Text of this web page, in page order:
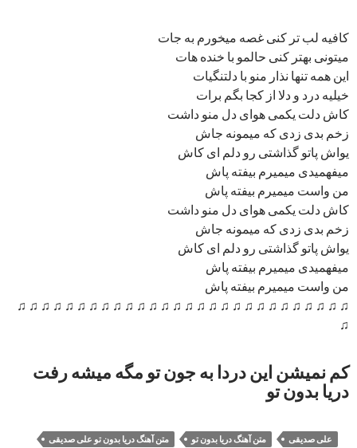
کافیه لب تر کنی غصه میخورم به جات
میتونی بهتر کنی حالمو با خنده هات
این همه تنها نذار منو با دلتنگیات
خیلیه درد و دلا از کجا بگم برات
کاش دلت یکمی هوای دل منو داشت
زخم بدی زدی که میمونه جاش
یواش پاتو گذاشتی رو دلم ای کاش
میفهمیدی میمیرم بیفته پاش
من واست میمیرم بیفته پاش
کاش دلت یکمی هوای دل منو داشت
زخم بدی زدی که میمونه جاش
یواش پاتو گذاشتی رو دلم ای کاش
میفهمیدی میمیرم بیفته پاش
من واست میمیرم بیفته پاش
♫ ♫ ♫ ♫ ♫ ♫ ♫ ♫ ♫ ♫ ♫ ♫ ♫ ♫ ♫ ♫ ♫ ♫ ♫ ♫ ♫ ♫ ♫ ♫ ♫ ♫ ♫ ♫
♫
کم نمیشن این دردا به جون تو مگه میشه رفت
دریا بدون تو
علی صدیقی متن آهنگ دریا بدون تو متن آهنگ دریا بدون تو علی صدیقی